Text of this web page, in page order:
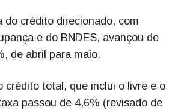
do crédito direcionado, com
e do BNDES, avançou de
de abril para maio.
crédito total, que inclui o livre e o
passou de 4,6% (revisado de